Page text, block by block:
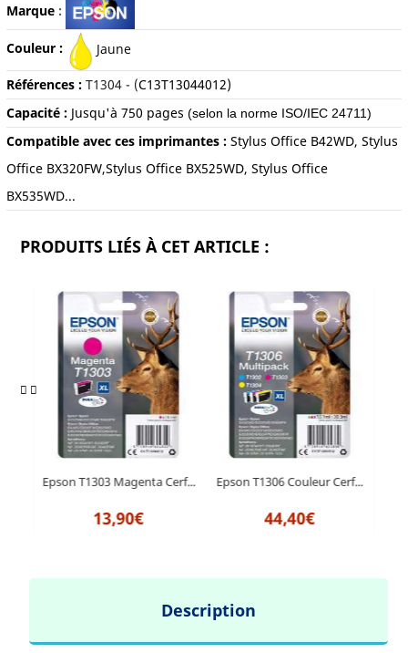
Marque:
Couleur : Jaune
Références : T1304 - (C13T13044012)
Capacité : Jusqu'à 750 pages (selon la norme ISO/IEC 24711)
Compatible avec ces imprimantes : Stylus Office B42WD, Stylus
Office BX320FW,Stylus Office BX525WD, Stylus Office
BX535WD...
PRODUITS LIÉS À CET ARTICLE :
Epson T1303 Magenta Cerf...
13,90€
Epson T1306 Couleur Cerf...
44,40€
Description